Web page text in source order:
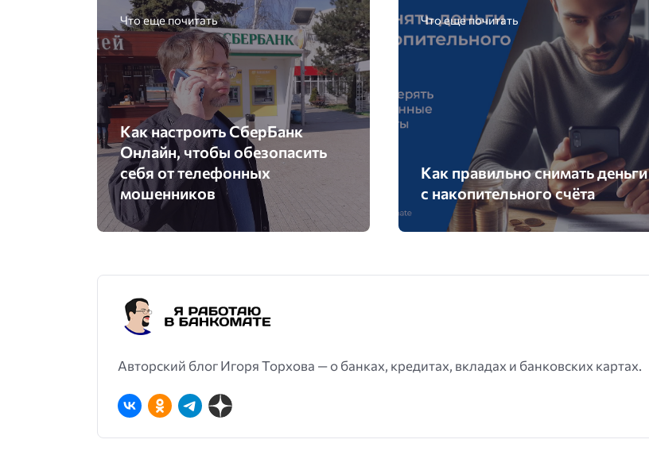
Что еще почитать
Как настроить СберБанк
Онлайн, чтобы обезопасить
себя от телефонных
мошенников
Что еще почитать
Как правильно снимать деньги
с накопительного счёта
Авторский блог Игоря Торхова — о банках, кредитах, вкладах и банковских картах.